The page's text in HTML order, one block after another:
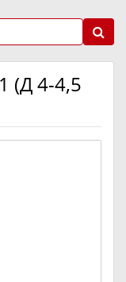
(Д 4-4,5